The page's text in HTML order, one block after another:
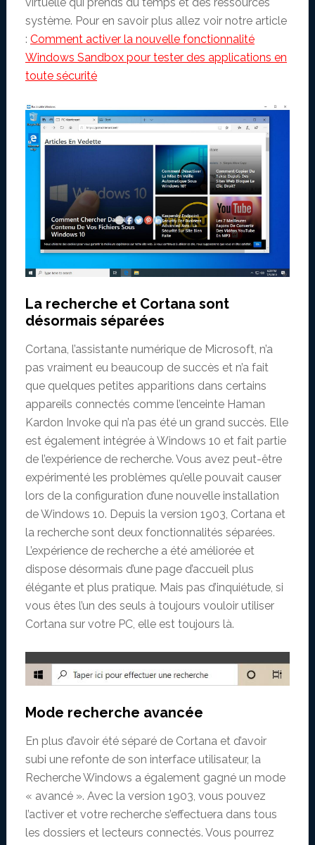
système. Pour en savoir plus allez voir notre article
: Comment activer la nouvelle fonctionnalité
Windows Sandbox pour tester des applications en
toute sécurité
La recherche et Cortana sont
désormais séparées
Cortana, l’assistante numérique de Microsoft, n’a
pas vraiment eu beaucoup de succès et n’a fait
que quelques petites apparitions dans certains
appareils connectés comme l’enceinte Haman
Kardon Invoke qui n’a pas été un grand succès. Elle
est également intégrée à Windows 10 et fait partie
de l’expérience de recherche. Vous avez peut-être
expérimenté les problèmes qu’elle pouvait causer
lors de la configuration d’une nouvelle installation
de Windows 10. Depuis la version 1903, Cortana et
la recherche sont deux fonctionnalités séparées.
L’expérience de recherche a été améliorée et
dispose désormais d’une page d’accueil plus
élégante et plus pratique. Mais pas d’inquiétude, si
vous êtes l’un des seuls à toujours vouloir utiliser
Cortana sur votre PC, elle est toujours là.
Mode recherche avancée
En plus d’avoir été séparé de Cortana et d’avoir
subi une refonte de son interface utilisateur, la
Recherche Windows a également gagné un mode
« avancé ». Avec la version 1903, vous pouvez
l’activer et votre recherche s’effectuera dans tous
les dossiers et lecteurs connectés. Vous pourrez